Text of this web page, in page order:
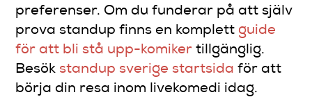
preferenser. Om du funderar på att själv
prova standup finns en komplett guide
för att bli stå upp-komiker tillgänglig.
Besök standup sverige startsida för att
börja din resa inom livekomedi idag.